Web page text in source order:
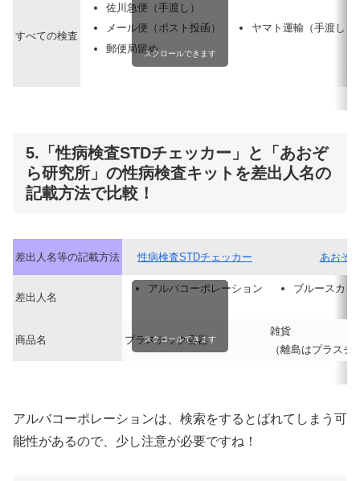
すべての検査
佐川急便（手渡し）
メール便（ポスト投函）
郵便局留め
ヤマト運輸（手渡し）
スクロールできます
5.「性病検査STDチェッカー」と「あおぞ
ら研究所」の性病検査キットを差出人名の
記載方法で比較！
差出人名等の記載方法 性病検査STDチェッカー あおぞ
差出人名
アルバコーポレーション ブルースカイ
商品名 プラスチック容器
雑貨
（離島はプラスチ
スクロールできます
アルバコーポレーションは、検索をするとばれてしまう可
能性があるので、少し注意が必要ですね！